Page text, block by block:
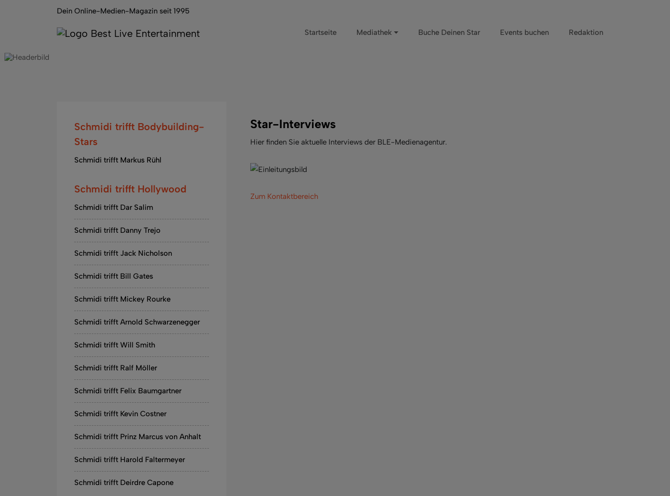
Dein Online-Medien-Magazin seit 1995
Startseite Mediathek Buche Deinen Star Events buchen Redaktion
Schmidi trifft Bodybuilding-
Stars
Schmidi trifft Markus Rühl
Schmidi trifft Hollywood
Schmidi trifft Dar Salim
Schmidi trifft Danny Trejo
Schmidi trifft Jack Nicholson
Schmidi trifft Bill Gates
Schmidi trifft Mickey Rourke
Schmidi trifft Arnold Schwarzenegger
Schmidi trifft Will Smith
Schmidi trifft Ralf Möller
Schmidi trifft Felix Baumgartner
Schmidi trifft Kevin Costner
Schmidi trifft Prinz Marcus von Anhalt
Schmidi trifft Harold Faltermeyer
Schmidi trifft Deirdre Capone
Star-Interviews
Hier finden Sie aktuelle Interviews der BLE-Medienagentur.
Zum Kontaktbereich